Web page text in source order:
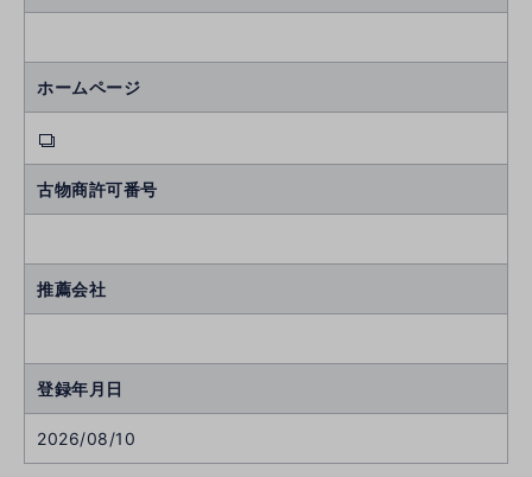
ホームページ
古物商許可番号
推薦会社
登録年月日
2026/08/10